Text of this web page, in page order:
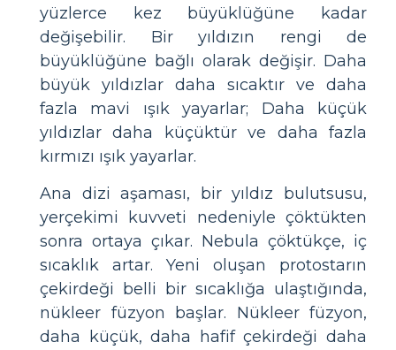
yüzlerce kez büyüklüğüne kadar
değişebilir. Bir yıldızın rengi de
büyüklüğüne bağlı olarak değişir. Daha
büyük yıldızlar daha sıcaktır ve daha
fazla mavi ışık yayarlar; Daha küçük
yıldızlar daha küçüktür ve daha fazla
kırmızı ışık yayarlar.
Ana dizi aşaması, bir yıldız bulutsusu,
yerçekimi kuvveti nedeniyle çöktükten
sonra ortaya çıkar. Nebula çöktükçe, iç
sıcaklık artar. Yeni oluşan protostarın
çekirdeği belli bir sıcaklığa ulaştığında,
nükleer füzyon başlar. Nükleer füzyon,
daha küçük, daha hafif çekirdeği daha